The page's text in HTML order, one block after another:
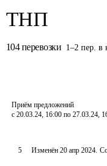
ТНП
104 перевозки 1–2 пер. в
Приём предложений
с 20.03.24, 16:00 по 27.03.24,
5 Изменён 20 апр 2024.